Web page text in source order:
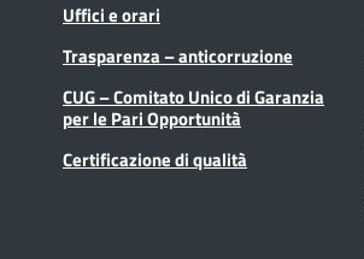
Uffici e orari
Trasparenza – anticorruzione
CUG – Comitato Unico di Garanzia
per le Pari Opportunità
Certificazione di qualità